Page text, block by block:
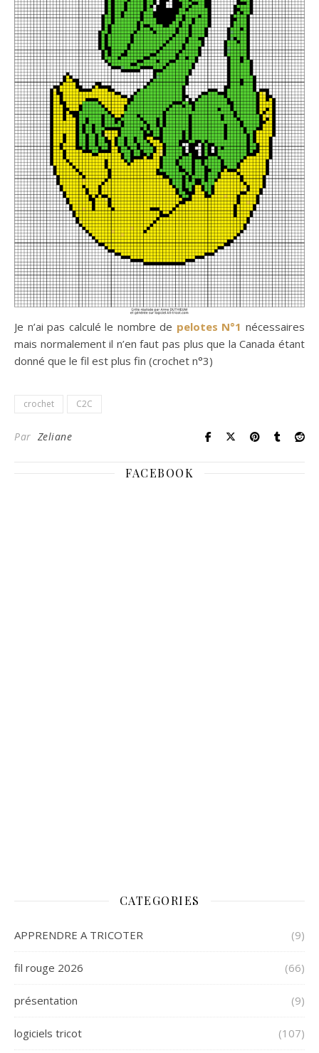
Je n’ai pas calculé le nombre de pelotes N°1 nécessaires
mais normalement il n’en faut pas plus que la Canada étant
donné que le fil est plus fin (crochet n°3)
crochet C2C
Par Zeliane
FACEBOOK
CATEGORIES
APPRENDRE A TRICOTER (9)
fil rouge 2026 (66)
présentation (9)
logiciels tricot (107)